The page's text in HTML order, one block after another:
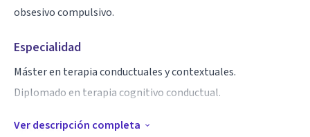
obsesivo compulsivo.
Especialidad
Máster en terapia conductuales y contextuales.
Diplomado en terapia cognitivo conductual.
Aptitudes
Ver descripción completa